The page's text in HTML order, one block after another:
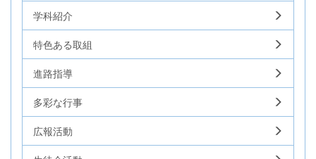
学科紹介
特色ある取組
進路指導
多彩な行事
広報活動